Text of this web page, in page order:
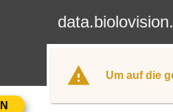
Um auf die